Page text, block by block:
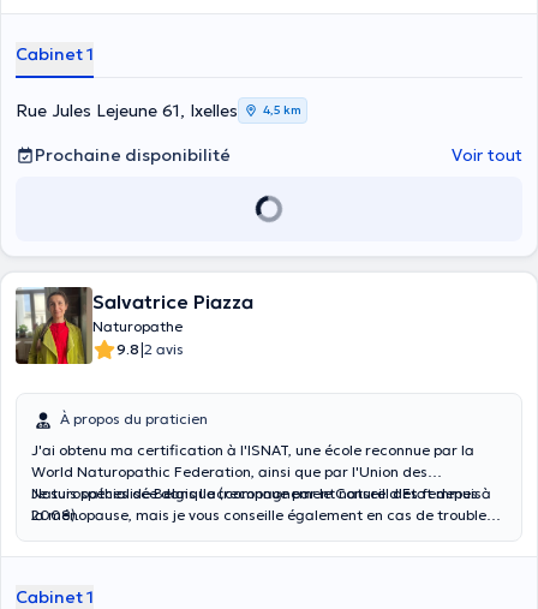
Cabinet 1
Rue Jules Lejeune 61, Ixelles 4,5 km
Prochaine disponibilité Voir tout
Salvatrice Piazza
Naturopathe
9.8|2 avis
À propos du praticien
J'ai obtenu ma certification à l'ISNAT, une école reconnue par la
World Naturopathic Federation, ainsi que par l'Union des
Naturopathes de Belgique (reconnue par le Conseil d'Etat depuis
2008).
Je suis spécialisée dans l'accompagnement naturel des femmes à
la ménopause, mais je vous conseille également en cas de troubles
déséquilibre physiologique
Cabinet 1